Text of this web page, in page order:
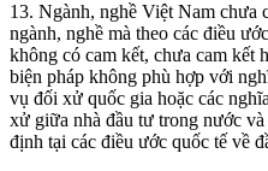
13. Ngành, nghề Việt Nam chưa
ngành, nghề mà theo các điều
không có cam kết, chưa cam kết
biện pháp không phù hợp với
vụ đối xử quốc gia hoặc các
xử giữa nhà đầu tư trong nước
định tại các điều ước quốc tế về